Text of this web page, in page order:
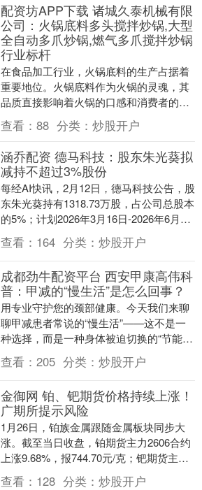
配资坊APP下载 诸城久泰机械有限
公司：火锅底料多头搅拌炒锅,大型
全自动多爪炒锅,燃气多爪搅拌炒锅
行业标杆
在食品加工行业，火锅底料的生产占据着
重要地位。火锅底料作为火锅的灵魂，其
品质直接影响着火锅的口感和消费者的用
餐体验。而火锅底料的生产过程中，炒锅
的性能起着关键作....
查看： 88 分类： 炒股开户
涵乔配资 德马科技：股东朱光葵拟
减持不超过3%股份
每经AI快讯，2月12日，德马科技公告，股
东朱光葵持有1318.73万股，占公司总股本
的5%；计划2026年3月16日-2026年6月15
日通过集中竞价和大宗交....
查看： 164 分类： 炒股开户
成都劲牛配资平台 西安甲康高伟科
普：甲减的“慢生活”是怎么回事？
用专业守护您的颈部健康。今天我们来聊
聊甲减患者常说的“慢生活”——这不是一
种选择，而是一种身体被迫切换的“节能模
式”。 当甲状腺这个“发动机”动力不足时，
全身新....
查看： 205 分类： 炒股开户
金御网 铂、钯期货价格持续上涨！
广期所提示风险
1月26日，铂族金属跟随金属板块同步大
涨。截至当日收盘，铂期货主力2606合约
上涨9.68%，报744.70元/克；钯期货主力
2606合约大幅上涨7.17%，报....
查看： 128 分类： 炒股开户